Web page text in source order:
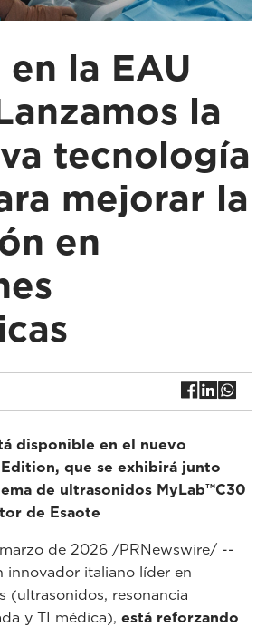
en la EAU
la
tecnología
mejorar la
en
disponible en el nuevo
Edition, que se exhibirá junto
de ultrasonidos MyLab™C30
de Esaote
marzo de 2026 /PRNewswire/ --
innovador italiano líder en
(ultrasonidos, resonancia
y TI médica), está reforzando